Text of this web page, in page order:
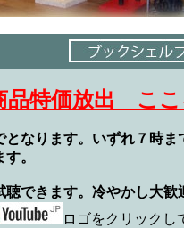
品特価放出 こ
なります。いずれ７時
。
できます。冷やかし大
ロゴをクリックし